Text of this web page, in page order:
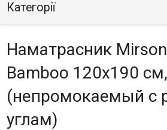
Категорії
Наматрасник
Bamboo 120x190
(непромокаемый с
углам)